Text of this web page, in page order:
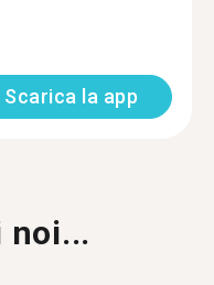
Scarica la app
noi...